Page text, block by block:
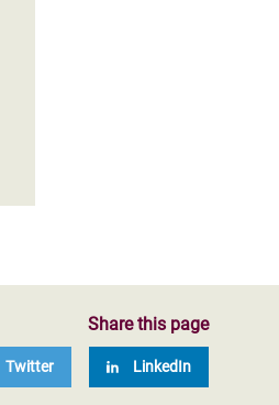
Share this page
Twitter LinkedIn